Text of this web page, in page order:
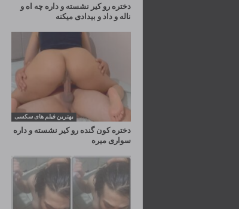
دختره رو کیر نشسته و داره چه اه و
ناله و داد و بیدادی میکنه
بهترین فیلم های سکسی
دختره کون گنده رو کیر نشسته و داره
سواری میره